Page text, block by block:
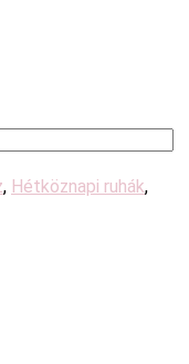
, Hétköznapi ruhák,